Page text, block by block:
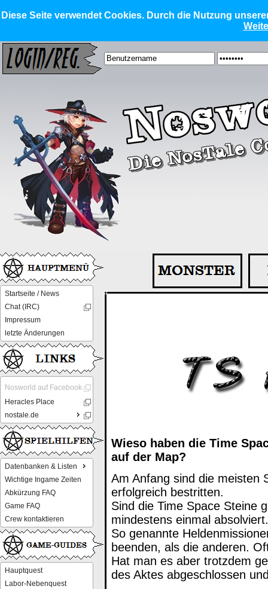
Diese Seite verwendet Cookies. Durch die Nutzung
Startseite / News
Chat (IRC)
Impressum
letzte Änderungen
Nosworld auf Facebook
Heracles Place
nostale.de
Datenbanken & Listen
Wichtige Ingame Zeiten
Abkürzung FAQ
Game FAQ
Crew kontaktieren
Hauptquest
Labor-Nebenquest
Wieso haben die Time
auf der Map?
Am Anfang sind die meisten
erfolgreich bestritten.
Sind die Time Space Steine
mindestens einmal absolviert.
So genannte
beenden, als die anderen.
Hat man es aber trotzdem
des Aktes abgeschlossen